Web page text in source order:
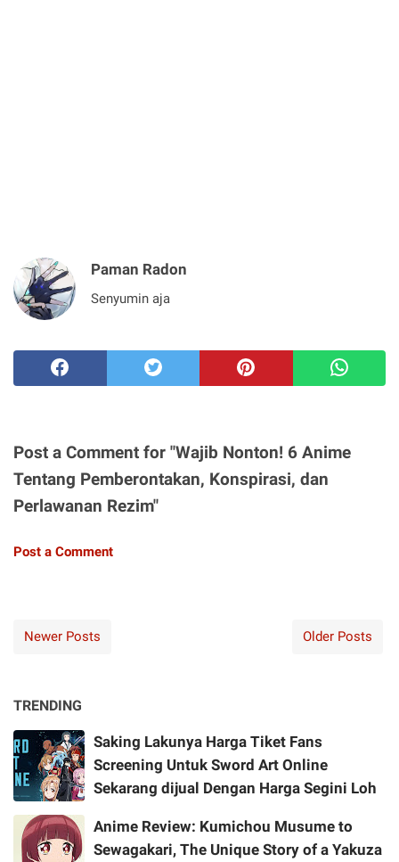
Paman Radon
Senyumin aja
Post a Comment for "Wajib Nonton! 6 Anime
Tentang Pemberontakan, Konspirasi, dan
Perlawanan Rezim"
Post a Comment
Newer Posts Older Posts
TRENDING
Saking Lakunya Harga Tiket Fans
Screening Untuk Sword Art Online
Sekarang dijual Dengan Harga Segini Loh
Anime Review: Kumichou Musume to
Sewagakari, The Unique Story of a Yakuza